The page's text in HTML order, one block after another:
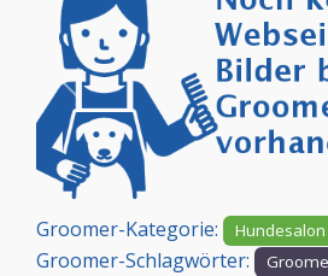
Vorheriges
Groomer-Kategorie: Hundesalon
Groomer-Schlagwörter: